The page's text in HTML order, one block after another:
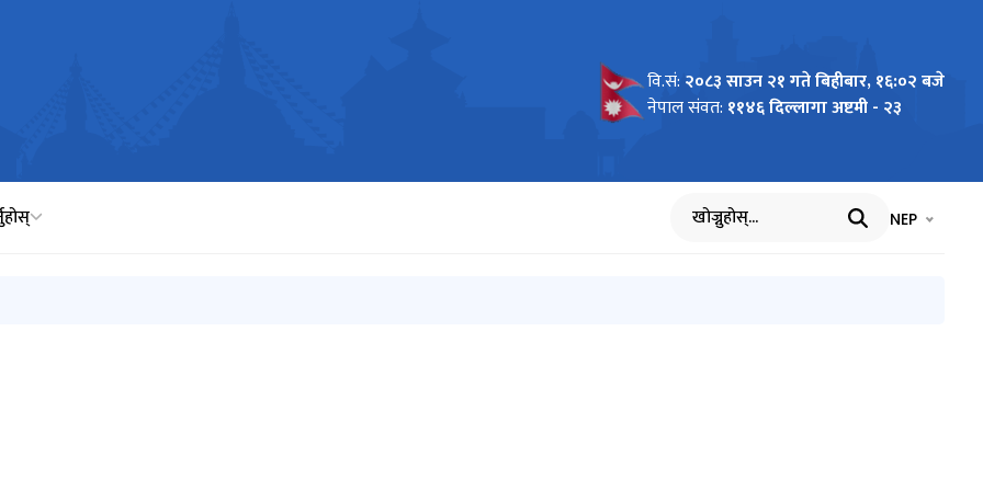
वि.सं: २०८३ साउन २१ गते बिहीबार, १६:०२ बजे
नेपाल संवत: ११४६ दिल्लागा अष्टमी - २३
खोज्नुहोस् भाषा चयन
NEP